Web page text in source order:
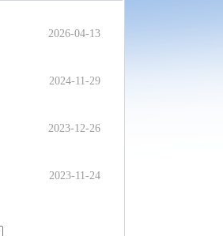
2026-04-13
2024-11-29
2023-12-26
2023-11-24